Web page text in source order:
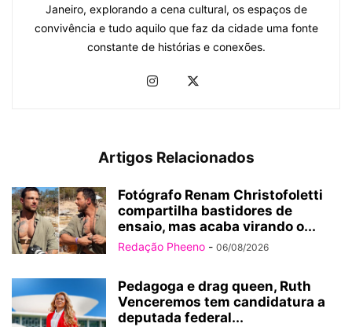
Janeiro, explorando a cena cultural, os espaços de
convivência e tudo aquilo que faz da cidade uma fonte
constante de histórias e conexões.
Artigos Relacionados
Fotógrafo Renam Christofoletti
compartilha bastidores de
ensaio, mas acaba virando o...
Redação Pheeno - 06/08/2026
Pedagoga e drag queen, Ruth
Venceremos tem candidatura a
deputada federal...